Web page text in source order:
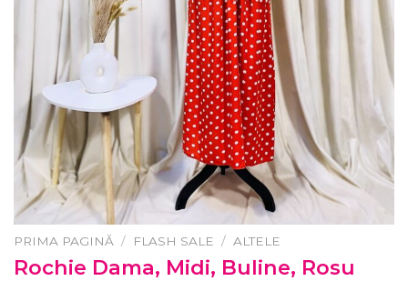
PRIMA PAGINĂ / FLASH SALE / ALTELE
Rochie Dama, Midi, Buline, Rosu